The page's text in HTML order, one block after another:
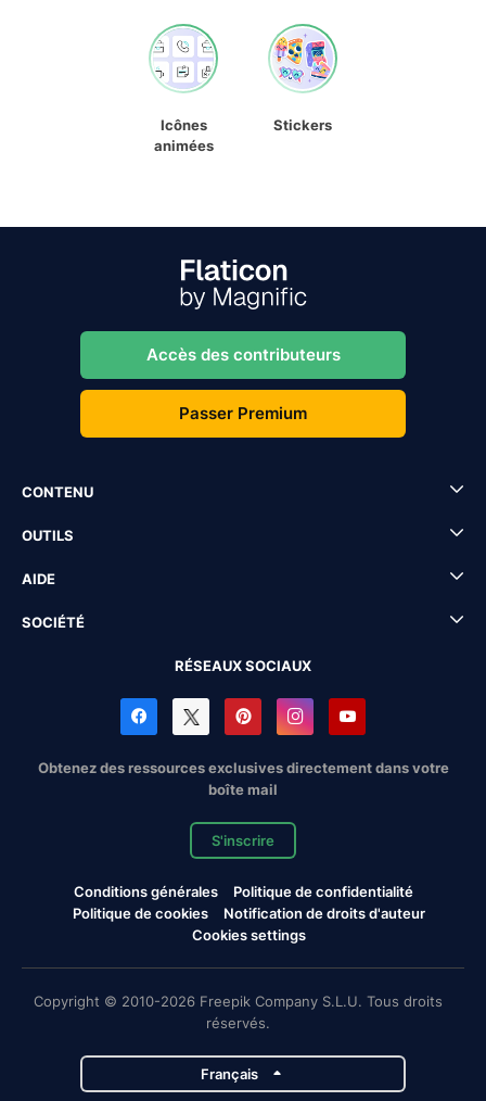
Icônes
animées
Stickers
Accès des contributeurs
Passer Premium
CONTENU
OUTILS
AIDE
SOCIÉTÉ
RÉSEAUX SOCIAUX
Obtenez des ressources exclusives directement dans votre
boîte mail
S'inscrire
Conditions générales
Politique de confidentialité
Politique de cookies
Notification de droits d'auteur
Cookies settings
Copyright © 2010-2026 Freepik Company S.L.U. Tous droits
réservés.
Français